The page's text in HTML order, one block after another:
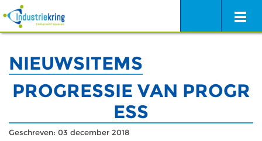
NIEUWSITEMS
PROGRESSIE VAN PROGR
ESS
Geschreven: 03 december 2018